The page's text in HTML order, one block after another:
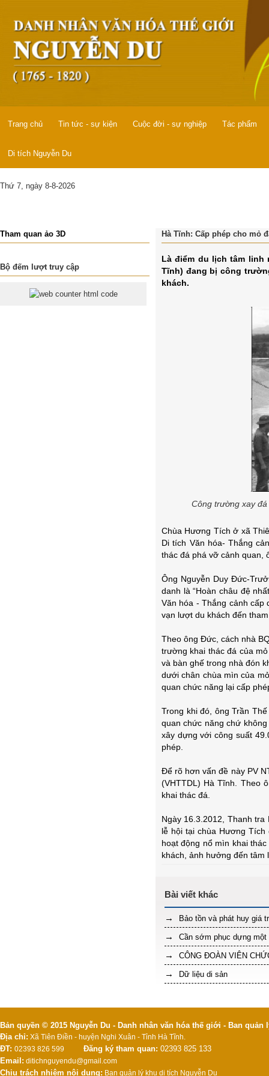
Trang chủ Tin tức - sự kiện Cuộc đời - sự nghiệp Tác phẩm
Di tích Nguyễn Du
Thứ 7, ngày 8-8-2026
Tham quan ảo 3D
Bộ đếm lượt truy cập
Hà Tĩnh: Cấp phép cho mỏ
Là điểm du lịch tâm linh
Tĩnh) đang bị công
khách.
Công trường xay
Chùa Hương Tích ở xã
Di tích Văn hóa- Thắng
thác đá phá vỡ cảnh quan,
Ông Nguyễn Duy Đức-
danh là “Hoàn châu đệ
Văn hóa - Thắng cảnh cấp
vạn lượt du khách đến
Theo ông Đức, cách nhà
trường khai thác đá của
và bàn ghế trong nhà đón
dưới chân chùa mìn của
quan chức năng lại cấp
Trong khi đó, ông Trần
quan chức năng chứ
xây dựng với công suất
phép.
Để rõ hơn vấn đề này PV
(VHTTDL) Hà Tĩnh. Theo
khai thác đá.
Ngày 16.3.2012, Thanh
lễ hội tại chùa Hương
hoạt động nổ mìn khai
khách, ảnh hưởng đến tâm
Bảo tồn và phát huy giá
Cần sớm phục dựng một
CÔNG ĐOÀN VIÊN
Dữ liệu di sản
Bản quyền © 2015 Nguyễn Du - Danh nhân văn hóa thế giới - Ban
Địa chỉ: Xã Tiên Điền - huyện Nghi Xuân - Tỉnh Hà Tĩnh.
ĐT: 02393 826 599 Đăng ký tham quan: 02393 825 133
Email: ditichnguyendu@gmail.com
Chịu trách nhiệm nội dung: Ban quản lý khu di tích Nguyễn Du